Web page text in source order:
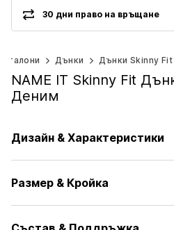
30 дни право на връщане
Дънки Дънки Skinny Fit
NAME IT Skinny Fit
Деним
Дизайн & Характеристики
Дънки
Светло измити
Размер & Кройка